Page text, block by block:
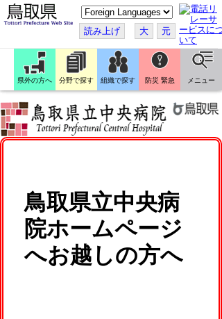
こ
の
ペ
ー
ジ
翻
訳
す
読み上げ 大 元
県外の方へ 分野で探す 組織で探す 防災 緊急 メニュー
鳥取県立中央病
院ホームページ
へお越しの方へ